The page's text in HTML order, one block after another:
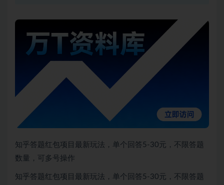
知乎答题红包项目最新玩法，单个回答5-30元，不限答题
数量，可多号操作
知乎答题红包项目最新玩法，单个回答5-30元，不限答题